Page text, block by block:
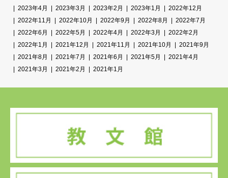
2023年4月
2023年3月 2023年2月 2023年1月
2022年12月
2022年11月
2022年10月 2022年9月 2022年8月
2022年7月
2022年6月
2022年5月 2022年4月 2022年3月
2022年2月
2022年1月
2021年12月 2021年11月 2021年10月
2021年9月
2021年8月
2021年7月 2021年6月 2021年5月
2021年4月
2021年3月
2021年2月 2021年1月